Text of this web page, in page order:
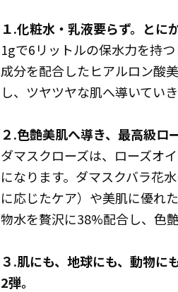
１.化粧水・乳液要らず。とに
1gで6リットルの保水力を持
成分を配合したヒアルロン酸
し、ツヤツヤな肌へ導いていき
２.色艶美肌へ導き、最高級ロ
ダマスクローズは、ローズオ
になります。ダマスクバラ花
に応じたケア）や美肌に優れ
物水を贅沢に38%配合し、色
３.肌にも、地球にも、動物に
2弾。